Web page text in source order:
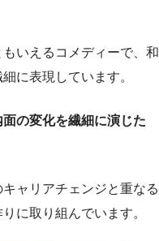
いえるコメディーで、和
に表現しています。
面の変化を繊細に演じた
ャリアチェンジと重なる
に取り組んでいます。